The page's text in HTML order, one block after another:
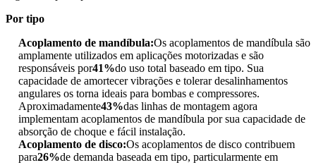
Por tipo
Acoplamento de mandíbula:Os acoplamentos de mandíbula são
amplamente utilizados em aplicações motorizadas e são
responsáveis ​​por41%do uso total baseado em tipo. Sua
capacidade de amortecer vibrações e tolerar desalinhamentos
angulares os torna ideais para bombas e compressores.
Aproximadamente43%das linhas de montagem agora
implementam acoplamentos de mandíbula por sua capacidade de
absorção de choque e fácil instalação.
Acoplamento de disco:Os acoplamentos de disco contribuem
para26%de demanda baseada em tipo, particularmente em